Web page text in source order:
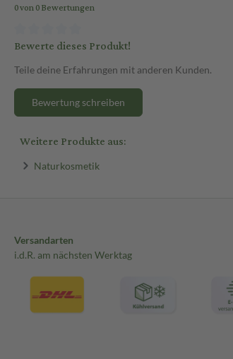
0 von 0 Bewertungen
Bewerte dieses Produkt!
Teile deine Erfahrungen mit anderen Kunden.
Bewertung schreiben
Weitere Produkte aus:
Naturkosmetik
Versandarten
i.d.R. am nächsten Werktag